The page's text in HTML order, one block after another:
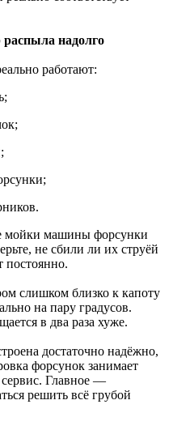
надолго
работают:
мойки машины форсунки
не сбили ли их струёй
постоянно.
слишком близко к капоту
на пару градусов.
в два раза хуже.
достаточно надёжно,
форсунок занимает
Главное —
решить всё грубой